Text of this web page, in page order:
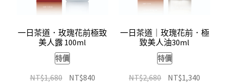
一日茶道．玫瑰花前極致
美人露 100ml
特價
NT$1,680 原NT$840目
一日茶道｜玫瑰花前．極
致美人油30ml
特價
NT$2,680
原NT$1,340